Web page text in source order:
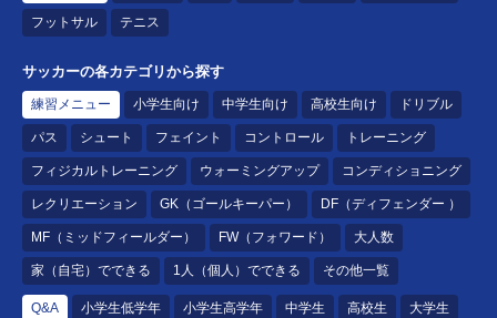
フットサル テニス
サッカーの各カテゴリから探す
練習メニュー 小学生向け 中学生向け 高校生向け ドリブル
パス シュート フェイント コントロール トレーニング
フィジカルトレーニング ウォーミングアップ コンディショニング
レクリエーション GK（ゴールキーパー） DF（ディフェンダー ）
MF（ミッドフィールダー） FW（フォワード） 大人数
家（自宅）でできる 1人（個人）でできる その他一覧
Q&A 小学生低学年 小学生高学年 中学生 高校生 大学生